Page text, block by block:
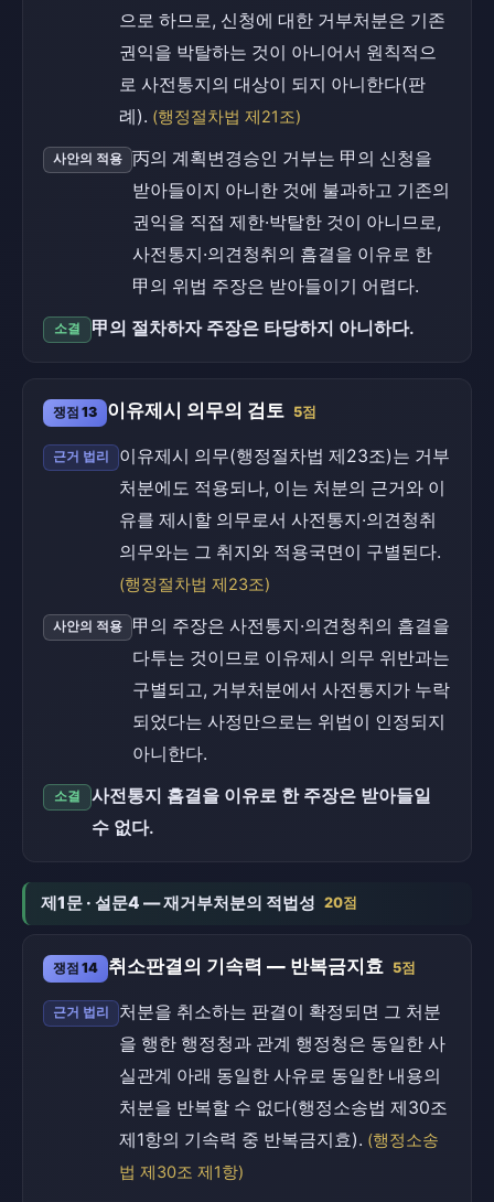
으로 하므로, 신청에 대한 거부처분은 기존
권익을 박탈하는 것이 아니어서 원칙적으
로 사전통지의 대상이 되지 아니한다(판
례). (행정절차법 제21조)
사안의 적용
丙의 계획변경승인 거부는 甲의 신청을
받아들이지 아니한 것에 불과하고 기존의
권익을 직접 제한·박탈한 것이 아니므로,
사전통지·의견청취의 흠결을 이유로 한
甲의 위법 주장은 받아들이기 어렵다.
소결 甲의 절차하자 주장은 타당하지 아니하다.
쟁점 13 이유제시 의무의 검토 5점
근거 법리
이유제시 의무(행정절차법 제23조)는 거부
처분에도 적용되나, 이는 처분의 근거와 이
유를 제시할 의무로서 사전통지·의견청취
의무와는 그 취지와 적용국면이 구별된다.
(행정절차법 제23조)
사안의 적용
甲의 주장은 사전통지·의견청취의 흠결을
다투는 것이므로 이유제시 의무 위반과는
구별되고, 거부처분에서 사전통지가 누락
되었다는 사정만으로는 위법이 인정되지
아니한다.
소결
사전통지 흠결을 이유로 한 주장은 받아들일
수 없다.
제1문 · 설문4 — 재거부처분의 적법성 20점
쟁점 14 취소판결의 기속력 — 반복금지효 5점
근거 법리
처분을 취소하는 판결이 확정되면 그 처분
을 행한 행정청과 관계 행정청은 동일한 사
실관계 아래 동일한 사유로 동일한 내용의
처분을 반복할 수 없다(행정소송법 제30조
제1항의 기속력 중 반복금지효). (행정소송
법 제30조 제1항)